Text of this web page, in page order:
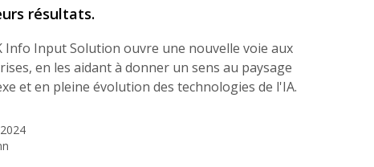
résultats.
Info Input Solution ouvre une nouvelle voie aux
en les aidant à donner un sens au paysage
et en pleine évolution des technologies de l'IA.